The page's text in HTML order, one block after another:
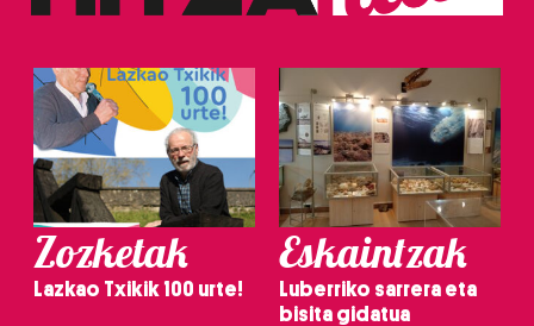
Zozketak
Lazkao Txikik 100 urte!
Eskaintzak
Luberriko sarrera eta
bisita gidatua